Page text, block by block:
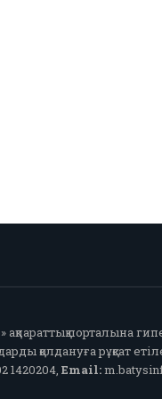
ақпараттық порталына
қолдануға рұқсат
1420204, Email: